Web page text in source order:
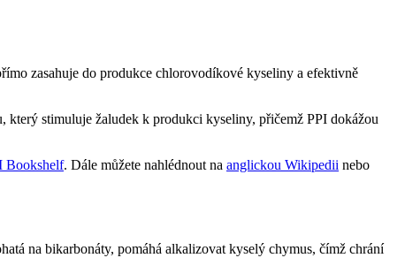
zasahuje do produkce chlorovodíkové kyseliny a efektivně
stimuluje žaludek k produkci kyseliny, přičemž PPI dokážou
Bookshelf. Dále můžete nahlédnout na anglickou Wikipedii nebo
na bikarbonáty, pomáhá alkalizovat kyselý chymus, čímž chrání